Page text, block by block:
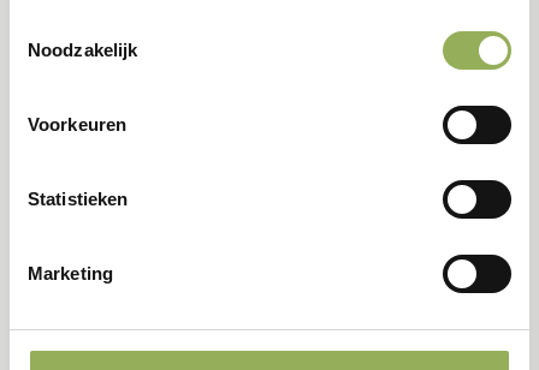
Noodzakelijk
Voorkeuren
Statistieken
Marketing